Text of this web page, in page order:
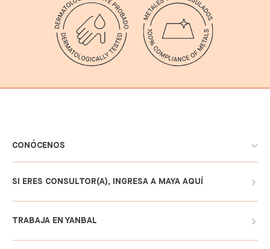
CONÓCENOS
SI ERES CONSULTOR(A), INGRESA A MAYA AQUÍ
TRABAJA EN YANBAL